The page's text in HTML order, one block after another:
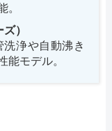
。
）
浄や自動沸き
能モデル。